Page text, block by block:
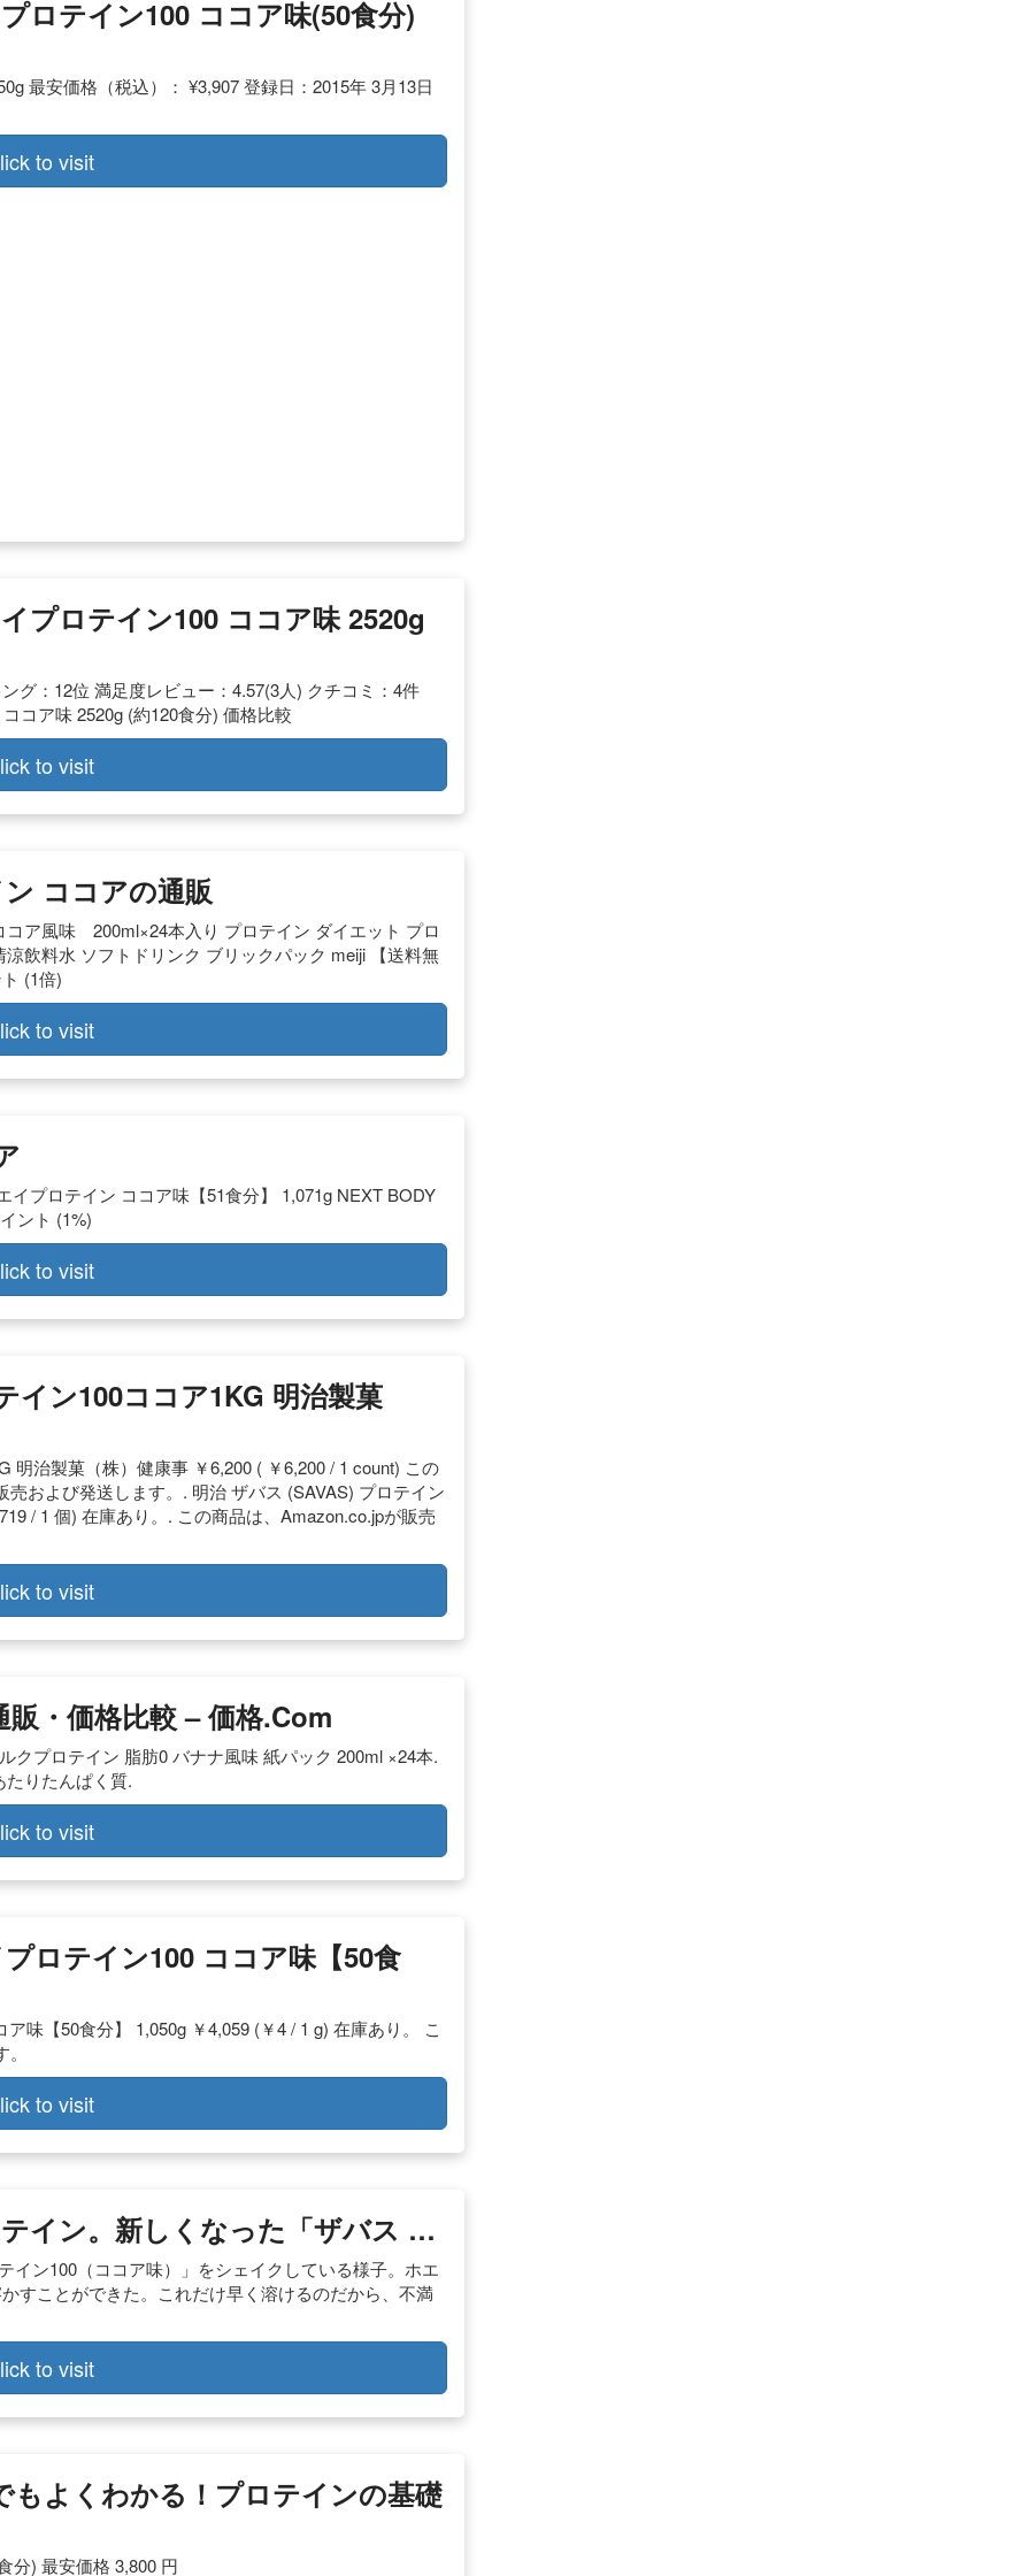
ロテイン100 ココア味(50食分)
最安価格（税込）： ¥3,907 登録日：2015年 3月13日
to visit
プロテイン100 ココア味 2520g
グ：12位 満足度レビュー：4.57(3人) クチコミ：4件
コア味 2520g (約120食分) 価格比較
to visit
ココアの通販
ア風味 200ml×24本入り プロテイン ダイエット プロ
飲料水 ソフトドリンク ブリックパック meiji 【送料無
(1倍)
to visit
プロテイン ココア味【51食分】 1,071g NEXT BODY
ント (1%)
to visit
ン100ココア1KG 明治製菓
明治製菓（株）健康事 ￥6,200 ( ￥6,200 / 1 count) この
および発送します。. 明治 ザバス (SAVAS) プロテイン
/ 1 個) 在庫あり。. この商品は、Amazon.co.jpが販売
to visit
・価格比較 – 価格.com
クプロテイン 脂肪0 バナナ風味 紙パック 200ml ×24本.
たりたんぱく質.
to visit
ロテイン100 ココア味【50食
味【50食分】 1,050g ￥4,059 (￥4 / 1 g) 在庫あり。 こ
to visit
イン。新しくなった「ザバス …
イン100（ココア味）」をシェイクしている様子。ホエ
すことができた。これだけ早く溶けるのだから、不満
to visit
よくわかる！プロテインの基礎
分) 最安価格 3,800 円